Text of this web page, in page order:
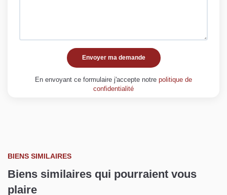
Envoyer ma demande
En envoyant ce formulaire j'accepte notre politique de
confidentialité
BIENS SIMILAIRES
Biens similaires qui pourraient vous
plaire